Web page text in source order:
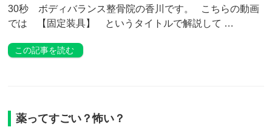
30秒 ボディバランス整骨院の香川です。 こちらの動画
では 【固定装具】 というタイトルで解説して …
この記事を読む
薬ってすごい？怖い？